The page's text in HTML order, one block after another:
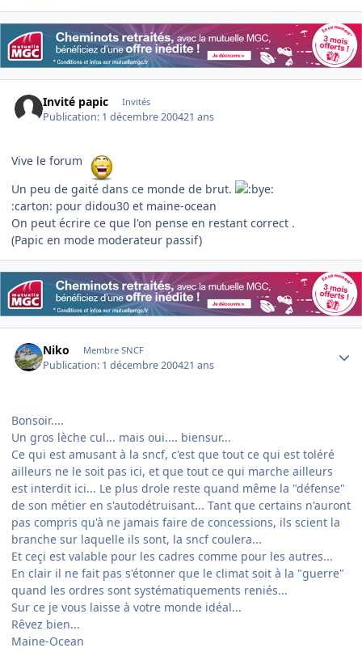
Invité papic Invités
Publication: 1 décembre 200421 ans
Vive le forum
Un peu de gaité dans ce monde de brut.
:carton: pour didou30 et maine-ocean
On peut écrire ce que l'on pense en restant correct .
(Papic en mode moderateur passif)
Niko Membre SNCF
Publication: 1 décembre 200421 ans
Bonsoir....
Un gros lèche cul... mais oui.... biensur...
Ce qui est amusant à la sncf, c'est que tout ce qui est toléré
ailleurs ne le soit pas ici, et que tout ce qui marche ailleurs
est interdit ici... Le plus drole reste quand même la "défense"
de son métier en s'autodétruisant... Tant que certains n'auront
pas compris qu'à ne jamais faire de concessions, ils scient la
branche sur laquelle ils sont, la sncf coulera...
Et ceçi est valable pour les cadres comme pour les autres...
En clair il ne fait pas s'étonner que le climat soit à la "guerre"
quand les ordres sont systématiquements reniés...
Sur ce je vous laisse à votre monde idéal...
Rêvez bien...
Maine-Ocean